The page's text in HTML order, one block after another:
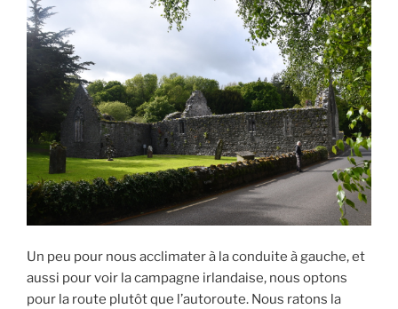
Un peu pour nous acclimater à la conduite à gauche, et
aussi pour voir la campagne irlandaise, nous optons
pour la route plutôt que l’autoroute. Nous ratons la